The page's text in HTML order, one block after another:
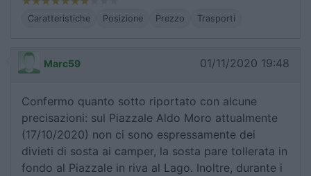
Caratteristiche Posizione Prezzo Trasporti
Marc59 01/11/2020 19:48
Confermo quanto sotto riportato con alcune
precisazioni: sul Piazzale Aldo Moro attualmente
(17/10/2020) non ci sono espressamente dei
divieti di sosta ai camper, la sosta pare tollerata in
fondo al Piazzale in riva al Lago. Inoltre, durante i